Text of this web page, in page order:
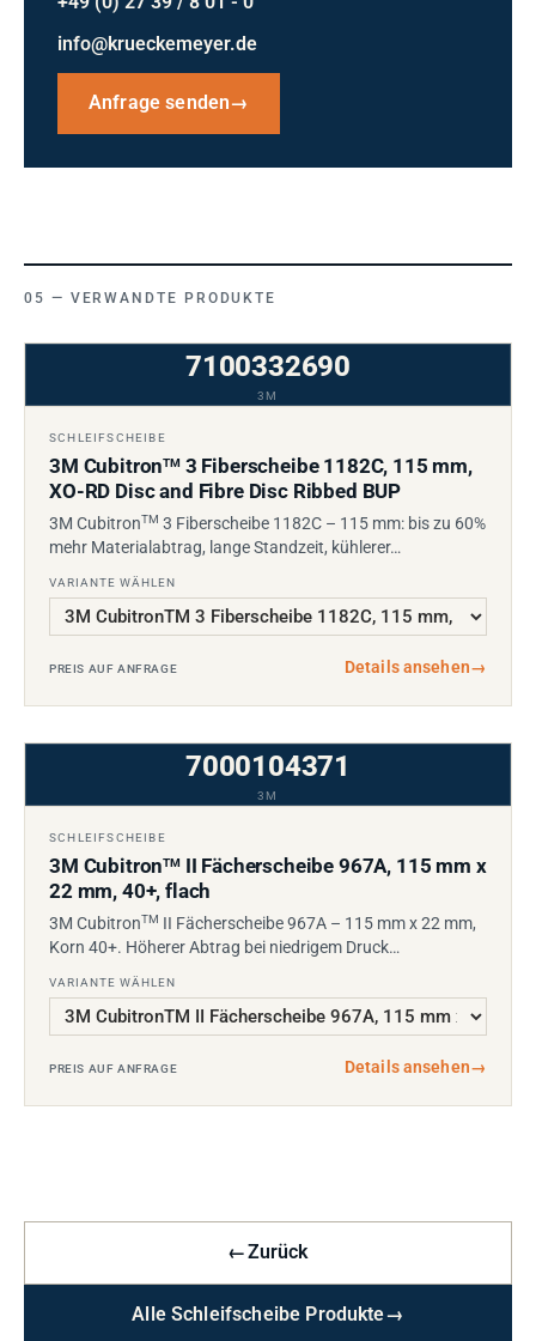
info@krueckemeyer.de
Anfrage senden→
VERWANDTE PRODUKTE
7100332690
3M
SCHLEIFSCHEIBE
3M CubitronTM3 Fiberscheibe 1182C, 115 mm,
XO-RD Disc and Fibre Disc Ribbed BUP
3M CubitronTM 3 Fiberscheibe 1182C – 115 mm: bis zu 60%
mehr Materialabtrag, lange Standzeit, kühlerer…
VARIANTE WÄHLEN
PREIS AUF ANFRAGE Details ansehen→
7000104371
3M
SCHLEIFSCHEIBE
3M CubitronTMII Fächerscheibe 967A, 115 mm x
22 mm, 40+, flach
3M CubitronTM II Fächerscheibe 967A – 115 mm x 22 mm,
Korn 40+. Höherer Abtrag bei niedrigem Druck…
VARIANTE WÄHLEN
PREIS AUF ANFRAGE Details ansehen→
←Zurück
Alle Schleifscheibe Produkte→